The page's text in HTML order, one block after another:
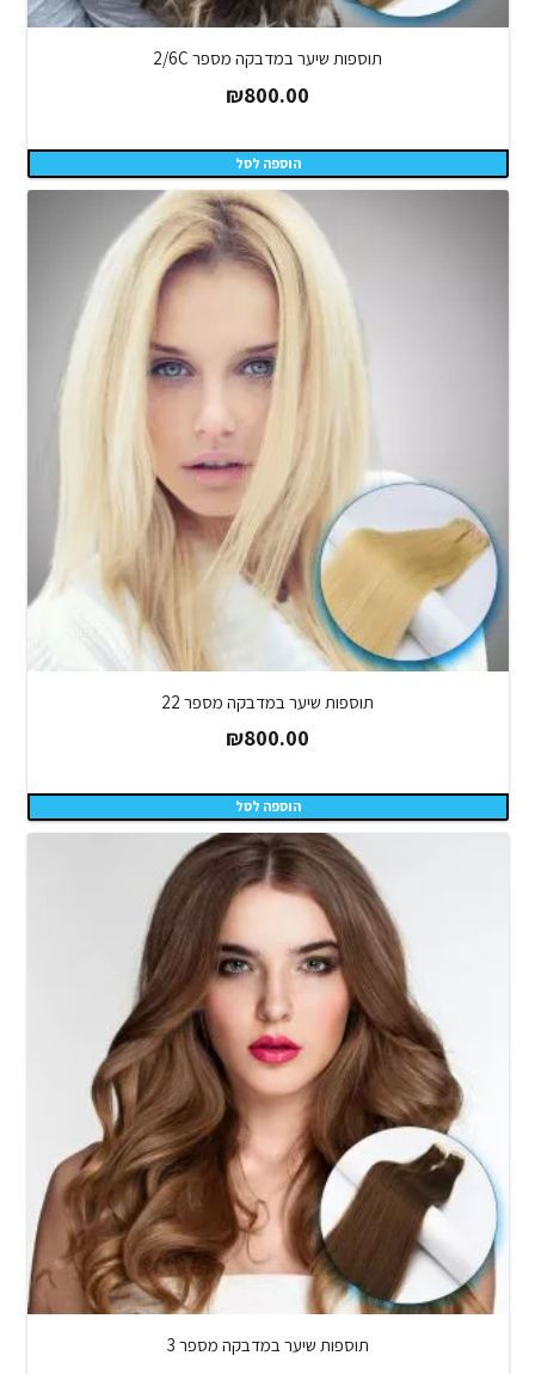
תוספות שיער במדבקה מספר 2/6C
₪800.00
הוספה לסל
תוספות שיער במדבקה מספר 22
₪800.00
הוספה לסל
תוספות שיער במדבקה מספר 3